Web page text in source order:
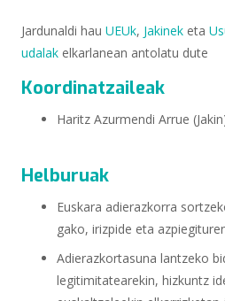
Jardunaldi hau UEUk, Jakinek eta
udalak elkarlanean antolatu dute
Koordinatzaileak
Haritz Azurmendi Arrue
Helburuak
Euskara adierazkorra
gako, irizpide eta
Adierazkortasuna lantzeko
legitimitatearekin, hizkuntz